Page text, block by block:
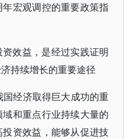
宏观调控的重要政策指
效益，是经过实践证明
持续增长的重要途径
经济取得巨大成功的重
和重点行业持续大量的
资效益，能够从促进技